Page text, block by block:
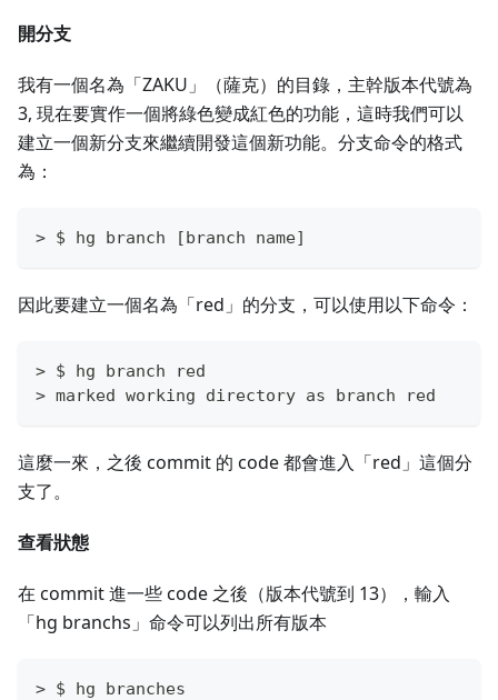
開分支
我有一個名為「ZAKU」（薩克）的目錄，主幹版本代號為
3, 現在要實作一個將綠色變成紅色的功能，這時我們可以
建立一個新分支來繼續開發這個新功能。分支命令的格式
為：
> $ hg branch [branch name]
因此要建立一個名為「red」的分支，可以使用以下命令：
> $ hg branch red
> marked working directory as branch red
這麼一來，之後 commit 的 code 都會進入「red」這個分
支了。
查看狀態
在 commit 進一些 code 之後（版本代號到 13），輸入
「hg branchs」命令可以列出所有版本
> $ hg branches